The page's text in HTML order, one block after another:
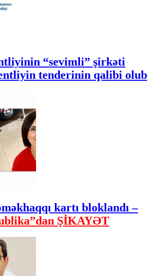
“sevimli” şirkəti
tenderinin qalibi olub
kartı bloklandı –
ŞİKAYƏT